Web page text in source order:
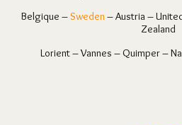
Belgique – Sweden – Austria –
Zealand
Lorient – Vannes – Quimper –